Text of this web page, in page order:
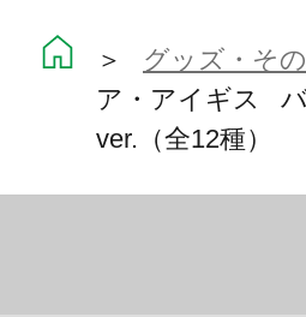
＞ グッズ・そ
ア・アイギス
ver.（全12種）